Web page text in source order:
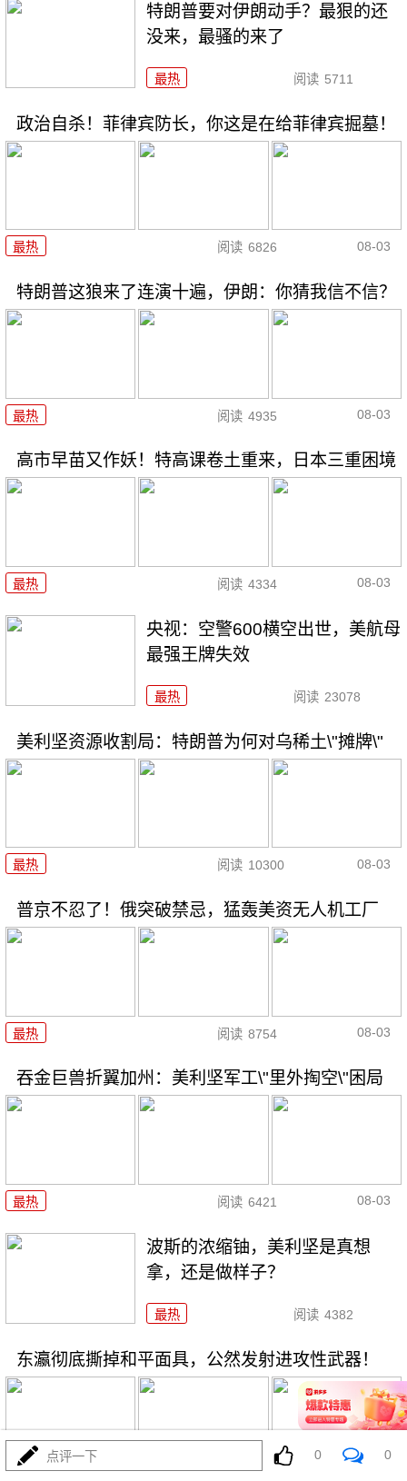
特朗普要对伊朗动手？最狠的还
没来，最骚的来了
最热 阅读 5711
政治自杀！菲律宾防长，你这是在给菲律宾掘墓！
最热 阅读 6826 08-03
特朗普这狼来了连演十遍，伊朗：你猜我信不信？
最热 阅读 4935 08-03
高市早苗又作妖！特高课卷土重来，日本三重困境
最热 阅读 4334 08-03
央视：空警600横空出世，美航母
最强王牌失效
最热 阅读 23078
美利坚资源收割局：特朗普为何对乌稀土\"摊牌\"
最热 阅读 10300 08-03
普京不忍了！俄突破禁忌，猛轰美资无人机工厂
最热 阅读 8754 08-03
吞金巨兽折翼加州：美利坚军工\"里外掏空\"困局
最热 阅读 6421 08-03
波斯的浓缩铀，美利坚是真想
拿，还是做样子？
最热 阅读 4382
东瀛彻底撕掉和平面具，公然发射进攻性武器！
点评一下 0 0